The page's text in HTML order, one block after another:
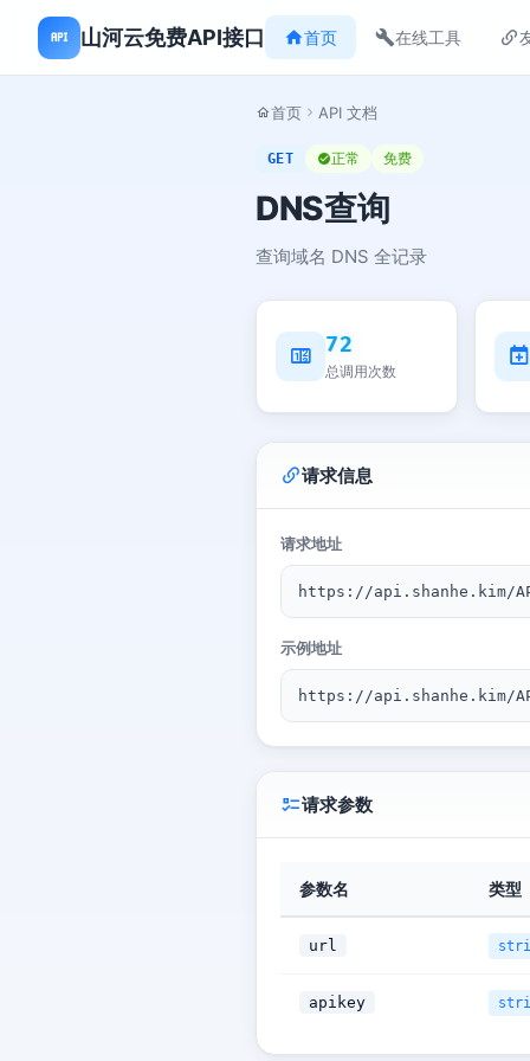
山河云免费API接口 首页 在线工具
首页 API 文档
GET 正常 免费
DNS查询
查询域名 DNS 全记录
72
总调用次数
请求信息
请求地址
https://api.shanhe.kim/
示例地址
https://api.shanhe.kim/
请求参数
参数名 类型
url
apikey